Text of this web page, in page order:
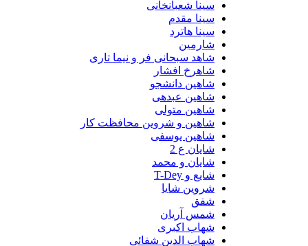
سینا شعبانخانی
سینا مقدم
سینا هاترد
شارمین
شاهد سبحانی فر و نیما تاری
شاهرخ افشار
شاهین دانشجو
شاهین عبدهی
شاهین متولی
شاهین و شروین محافظت کار
شاهین یوسفی
شایان ع 2
شایان و محمد
شایع و T-Dey
شروین شایا
شفق
شمس آریان
شهاب اکبری
شهاب الدین شفائی